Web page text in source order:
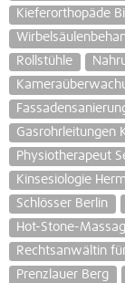
Kieferorthopäde
Rollstühle
Gasrohrleitungen
Physiotherapeut
Kinsesiologie
Schlösser Berlin
Hot-Stone-
Rechtsanwältin
Prenzlauer Berg